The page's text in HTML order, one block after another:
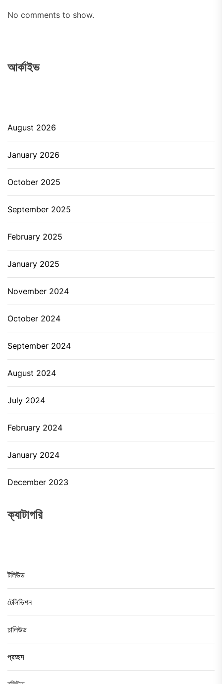
No comments to show.
আর্কাইভ
August 2026
January 2026
October 2025
September 2025
February 2025
January 2025
November 2024
October 2024
September 2024
August 2024
July 2024
February 2024
January 2024
December 2023
ক্যাটাগরি
টলিউড
টেলিভিশন
ঢালিউড
প্রচ্ছদ